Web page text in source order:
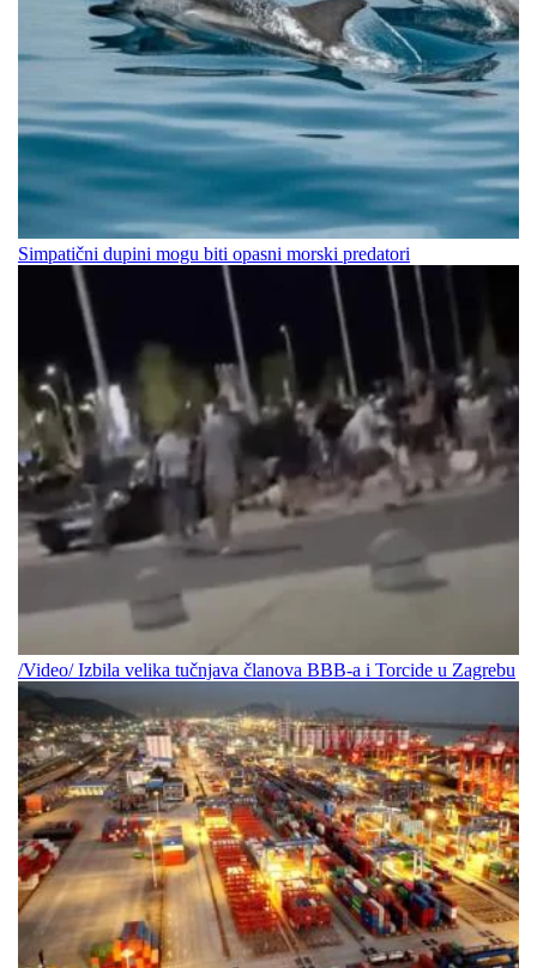
Simpatični dupini mogu biti opasni morski predatori
/Video/ Izbila velika tučnjava članova BBB-a i Torcide u Zagrebu